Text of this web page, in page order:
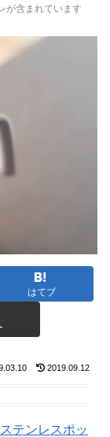
が含まれています
はてブ
2019.09.12
テンレスポッ